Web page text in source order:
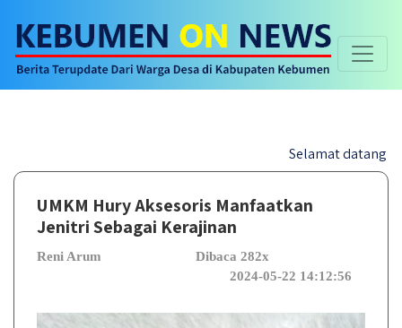
Selamat datang di
UMKM Hury Aksesoris Manfaatkan
Jenitri Sebagai Kerajinan
Reni Arum
Dibaca 282x
2024-05-22 14:12:56